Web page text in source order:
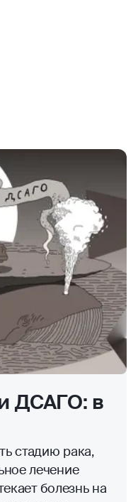
ДСАГО: в
стадию рака,
лечение
болезнь на